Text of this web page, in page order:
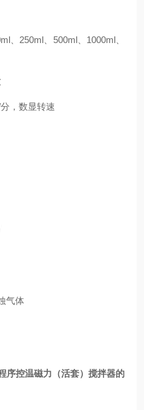
、250ml、500ml、1000ml、
，数显转速
气体
序控温磁力（活套）搅拌器的